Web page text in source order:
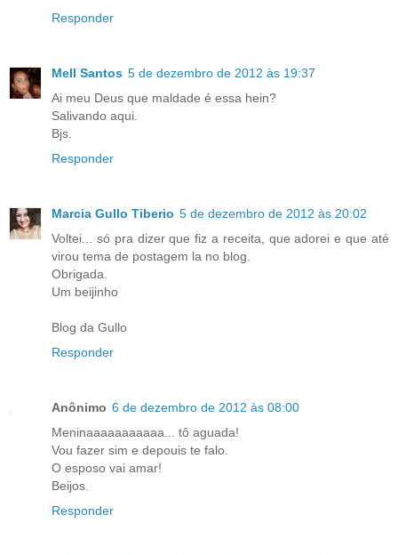
Responder
Mell Santos 5 de dezembro de 2012 às 19:37
Ai meu Deus que maldade é essa hein?
Salivando aqui.
Bjs.
Responder
Marcia Gullo Tiberio 5 de dezembro de 2012 às 20:02
Voltei... só pra dizer que fiz a receita, que adorei e que até
virou tema de postagem la no blog.
Obrigada.
Um beijinho
Blog da Gullo
Responder
Anônimo 6 de dezembro de 2012 às 08:00
Meninaaaaaaaaaaa... tô aguada!
Vou fazer sim e depouis te falo.
O esposo vai amar!
Beijos.
Responder